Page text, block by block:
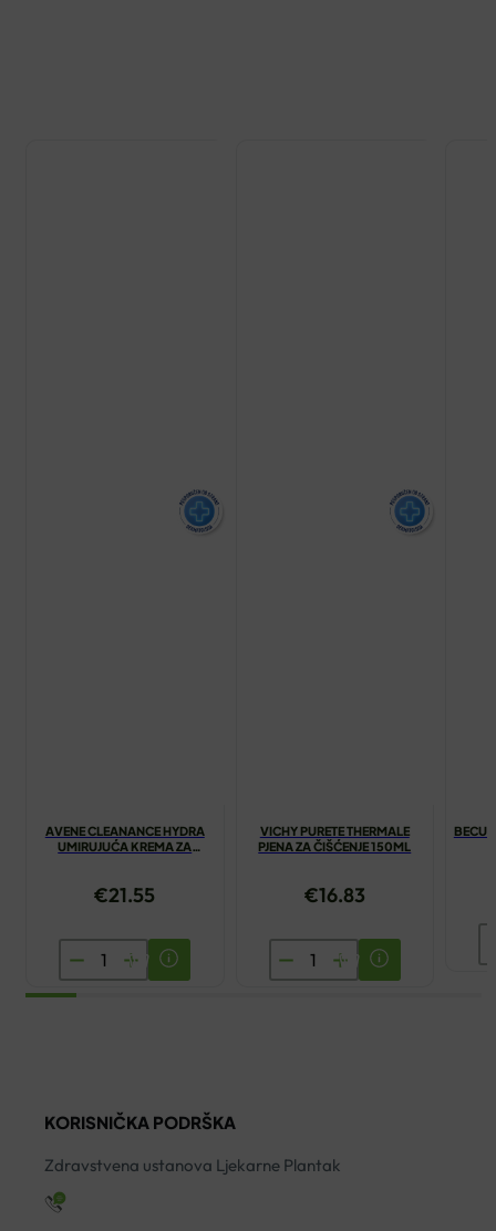
AVENE CLEANANCE HYDRA
UMIRUJUĆA KREMA ZA
€21.55
AVENE
CLEANANCE
ČIŠĆENJE
200ML
VICHY PURETE THERMALE
PJENA ZA ČIŠĆENJE 150ML
€16.83
VICHY
PURETE
količina
KORISNIČKA PODRŠKA
Zdravstvena ustanova Ljekarne Plantak